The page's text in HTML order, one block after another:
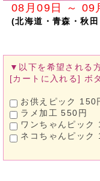
08月09日 ～ 09
(北海道・青森・秋
▼以下を希望される
[カートに入れる] ボ
お供えピック 150
ラメ加工 550円
ワンちゃんピック
ネコちゃんピック